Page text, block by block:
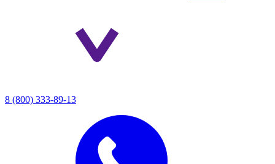
8 (800) 333-89-13